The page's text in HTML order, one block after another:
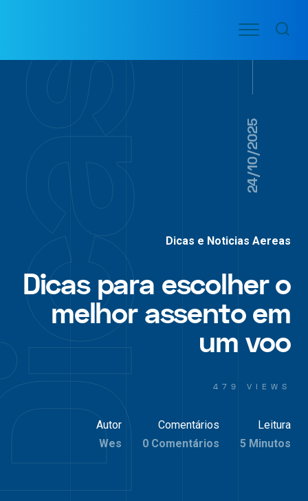
conteúdo
VOO
AÉREAS
Menu
24/10/2025
Dicas e Noticias Aereas
Dicas para escolher o
melhor assento em
um voo
479 VIEWS
Autor
Wes
Comentários
0 Comentários
Leitura
5 Minutos